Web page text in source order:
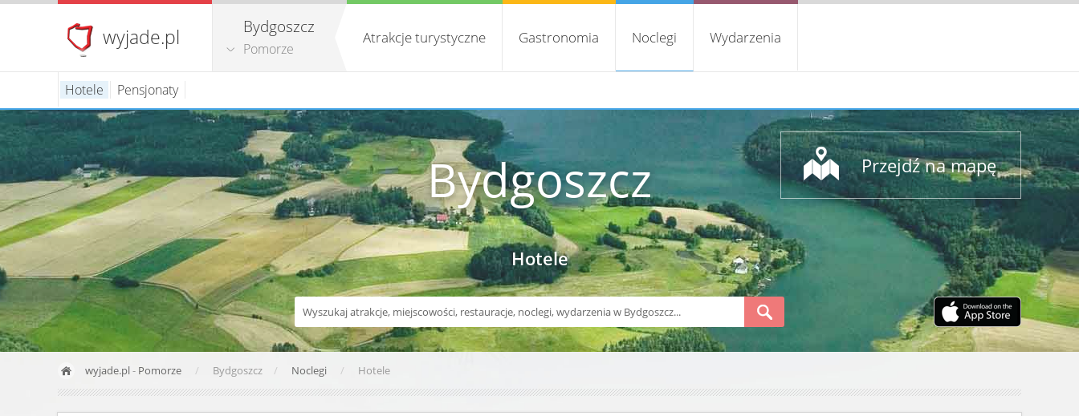
wyjade.pl Bydgoszcz
Pomorze
Atrakcje turystyczne Gastronomia Noclegi
Hotele Pensjonaty
Wydarzenia
Bydgoszcz
Hotele
Przejdź na mapę
wyjade.pl- Pomorze Bydgoszcz Noclegi Hotele